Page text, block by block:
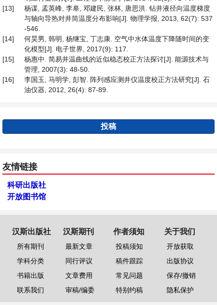
[13]
杨谋, 孟英峰, 李皋, 邓建民, 张林, 唐思洪. 钻井液径向温度梯度
与轴向导热对井筒温度分布影响[J]. 物理学报, 2013, 62(7): 537
-546.
[14]
何昊男, 韩明, 杨继宝, 丁志康. 空气中水体温度下降随时间的变
化模型[J]. 电子世界, 2017(9): 117.
[15]
杨惠中. 简易井温曲线的近似稳态校正方法探讨[J]. 能源技术与
管理, 2007(3): 48-50.
[16]
李国玉, 马明学, 彭智. 阵列感应测井仪温度校正方法研究[J]. 石
油仪器, 2012, 26(4): 87-89.
投稿
友情链接
科研出版社
开放图书馆
汉斯出版社
所有期刊
学科分类
书籍出版
联系我们
汉斯期刊
最新文章
同行评议
文章费用
审稿/编委
作者须知
投稿须知
稿件跟踪
常见问题
特别约稿
关于我们
开放获取
出版协议
保存/撤销
隐私保护